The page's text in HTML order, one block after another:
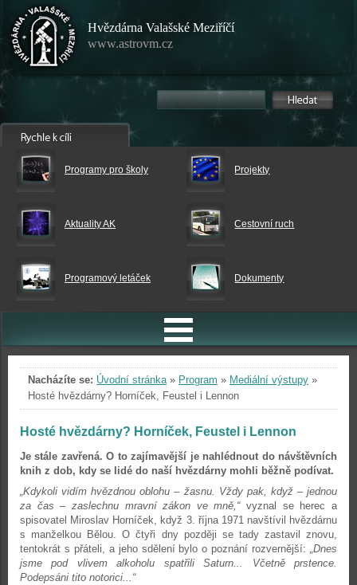
Hvězdárna Valašské Meziříčí
www.astrovm.cz
Programy pro školy Projekty
Aktuality AK Cestovní ruch
Programový letáček Dokumenty
Nacházíte se: Úvodní stránka» Program » Mediální výstupy »
Hosté hvězdárny? Horníček, Feustel i Lennon
Hosté hvězdárny? Horníček, Feustel i Lennon
Je stále zavřená. O to zajímavější je nahlédnout do návštěvních
knih z dob, kdy se lidé do naší hvězdárny mohli běžně podívat.
„Kdykoli vidím hvězdnou oblohu – žasnu. Vždy pak, když – jednou
za čas – zaslechnu mravní zákon ve mně,“vyznal se herec a
spisovatel Miroslav Horníček, když 3. října 1971 navštívil hvězdárnu
s manželkou Bělou. O čtyři dny později se tady zastavil znovu,
tentokrát s přáteli, a jeho sdělení bylo o poznání rozvernější: „Dnes
jsme pod vlivem alkoholu spatřili Saturn... Včetně prstence.
Podepsáni tito notorici...“